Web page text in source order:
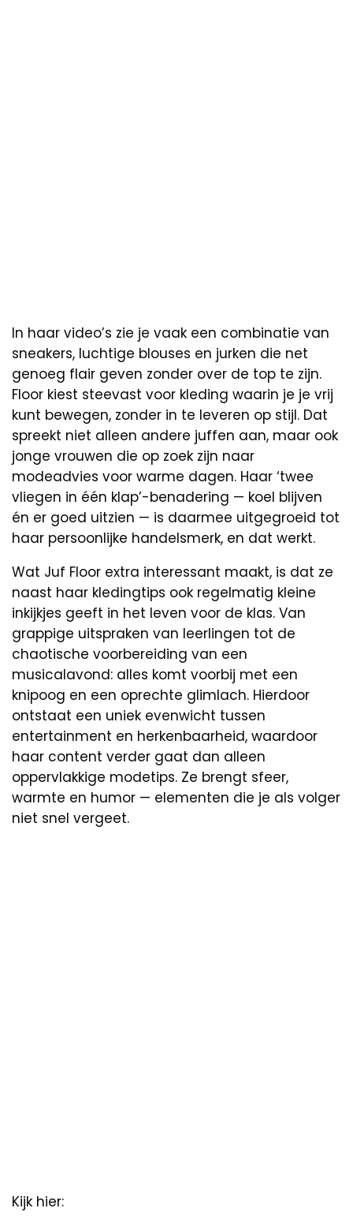
In haar video’s zie je vaak een combinatie van
sneakers, luchtige blouses en jurken die net
genoeg flair geven zonder over de top te zijn.
Floor kiest steevast voor kleding waarin je je vrij
kunt bewegen, zonder in te leveren op stijl. Dat
spreekt niet alleen andere juffen aan, maar ook
jonge vrouwen die op zoek zijn naar
modeadvies voor warme dagen. Haar ‘twee
vliegen in één klap’-benadering — koel blijven
én er goed uitzien — is daarmee uitgegroeid tot
haar persoonlijke handelsmerk, en dat werkt.
Wat Juf Floor extra interessant maakt, is dat ze
naast haar kledingtips ook regelmatig kleine
inkijkjes geeft in het leven voor de klas. Van
grappige uitspraken van leerlingen tot de
chaotische voorbereiding van een
musicalavond: alles komt voorbij met een
knipoog en een oprechte glimlach. Hierdoor
ontstaat een uniek evenwicht tussen
entertainment en herkenbaarheid, waardoor
haar content verder gaat dan alleen
oppervlakkige modetips. Ze brengt sfeer,
warmte en humor — elementen die je als volger
niet snel vergeet.
Kijk hier: